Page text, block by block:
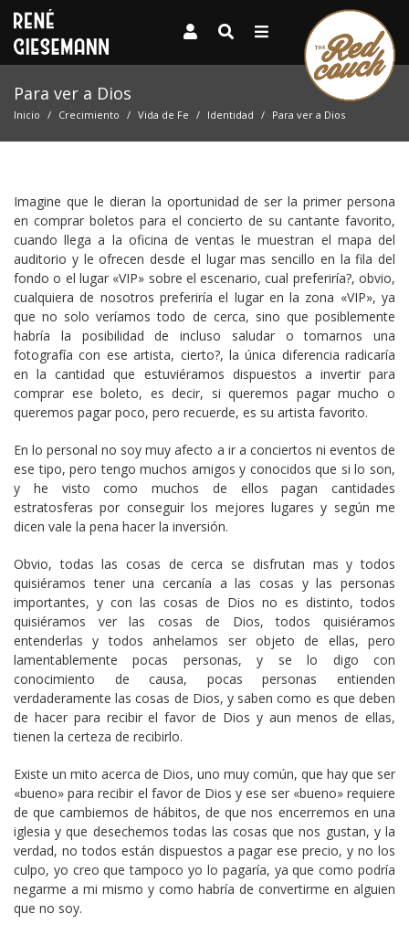
Para ver a Dios
Inicio Crecimiento Vida de Fe Identidad Para ver a Dios
Imagine que le dieran la oportunidad de ser la primer persona
en comprar boletos para el concierto de su cantante favorito,
cuando llega a la oficina de ventas le muestran el mapa del
auditorio y le ofrecen desde el lugar mas sencillo en la fila del
fondo o el lugar «VIP» sobre el escenario, cual preferiría?, obvio,
cualquiera de nosotros preferiría el lugar en la zona «VIP», ya
que no solo veríamos todo de cerca, sino que posiblemente
habría la posibilidad de incluso saludar o tomarnos una
fotografía con ese artista, cierto?, la única diferencia radicaría
en la cantidad que estuviéramos dispuestos a invertir para
comprar ese boleto, es decir, si queremos pagar mucho o
queremos pagar poco, pero recuerde, es su artista favorito.
En lo personal no soy muy afecto a ir a conciertos ni eventos de
ese tipo, pero tengo muchos amigos y conocidos que si lo son,
y he visto como muchos de ellos pagan cantidades
estratosferas por conseguir los mejores lugares y según me
dicen vale la pena hacer la inversión.
Obvio, todas las cosas de cerca se disfrutan mas y todos
quisiéramos tener una cercanía a las cosas y las personas
importantes, y con las cosas de Dios no es distinto, todos
quisiéramos ver las cosas de Dios, todos quisiéramos
entenderlas y todos anhelamos ser objeto de ellas, pero
lamentablemente pocas personas, y se lo digo con
conocimiento de causa, pocas personas entienden
verdaderamente las cosas de Dios, y saben como es que deben
de hacer para recibir el favor de Dios y aun menos de ellas,
tienen la certeza de recibirlo.
Existe un mito acerca de Dios, uno muy común, que hay que ser
«bueno» para recibir el favor de Dios y ese ser «bueno» requiere
de que cambiemos de hábitos, de que nos encerremos en una
iglesia y que desechemos todas las cosas que nos gustan, y la
verdad, no todos están dispuestos a pagar ese precio, y no los
culpo, yo creo que tampoco yo lo pagaría, ya que como podría
negarme a mi mismo y como habría de convertirme en alguien
que no soy.